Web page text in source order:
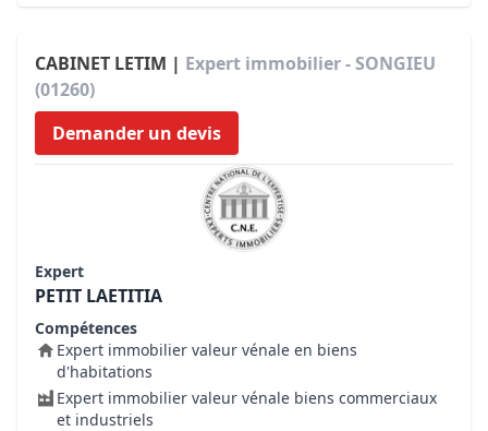
CABINET LETIM | Expert immobilier - SONGIEU
(01260)
Demander un devis
Expert
PETIT LAETITIA
Compétences
Expert immobilier valeur vénale en biens
d'habitations
Expert immobilier valeur vénale biens commerciaux
et industriels